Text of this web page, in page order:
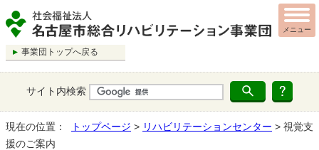
事業団トップへ戻る
サイト内検索
メニュー
現在の位置： トップページ > リハビリテーションセンター > 視覚支
援のご案内